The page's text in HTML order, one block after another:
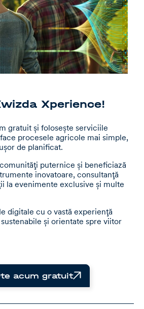
Xperience!
gratuit și folosește serviciile
procesele agricole mai simple,
de planificat.
puternice și beneficiază
inovatoare, consultanță
la evenimente exclusive și multe
digitale cu o vastă experiență
și orientate spre viitor
acum gratuit